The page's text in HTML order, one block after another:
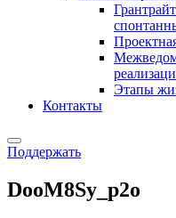
Этапы
Контакты
Поддержать
DooM8Sy_p2o